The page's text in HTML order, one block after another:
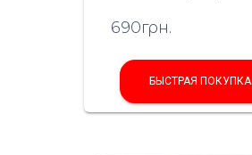
690грн.
БЫСТРАЯ ПОКУПКА